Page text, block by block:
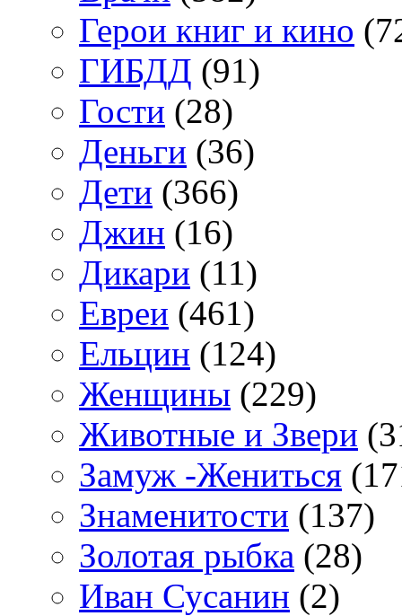
Герои книг и кино
ГИБДД (91)
Гости (28)
Деньги (36)
Дети (366)
Джин (16)
Дикари (11)
Евреи (461)
Ельцин (124)
Женщины (229)
Животные и Звери
Замуж -Жениться
Знаменитости (137)
Золотая рыбка (28)
Иван Сусанин (2)